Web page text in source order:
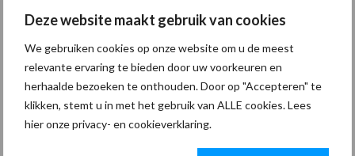
Deze website maakt gebruik van cookies
We gebruiken cookies op onze website om u de meest
relevante ervaring te bieden door uw voorkeuren en
herhaalde bezoeken te onthouden. Door op "Accepteren" te
klikken, stemt u in met het gebruik van ALLE cookies. Lees
hier onze privacy- en cookieverklaring.
Je persoonlijke gegevens worden gebruikt om je
ervaring op deze site te ondersteunen, om toegang
tot je account te beheren en voor andere doeleinden
zoals omschreven in onzeprivacybeleid.